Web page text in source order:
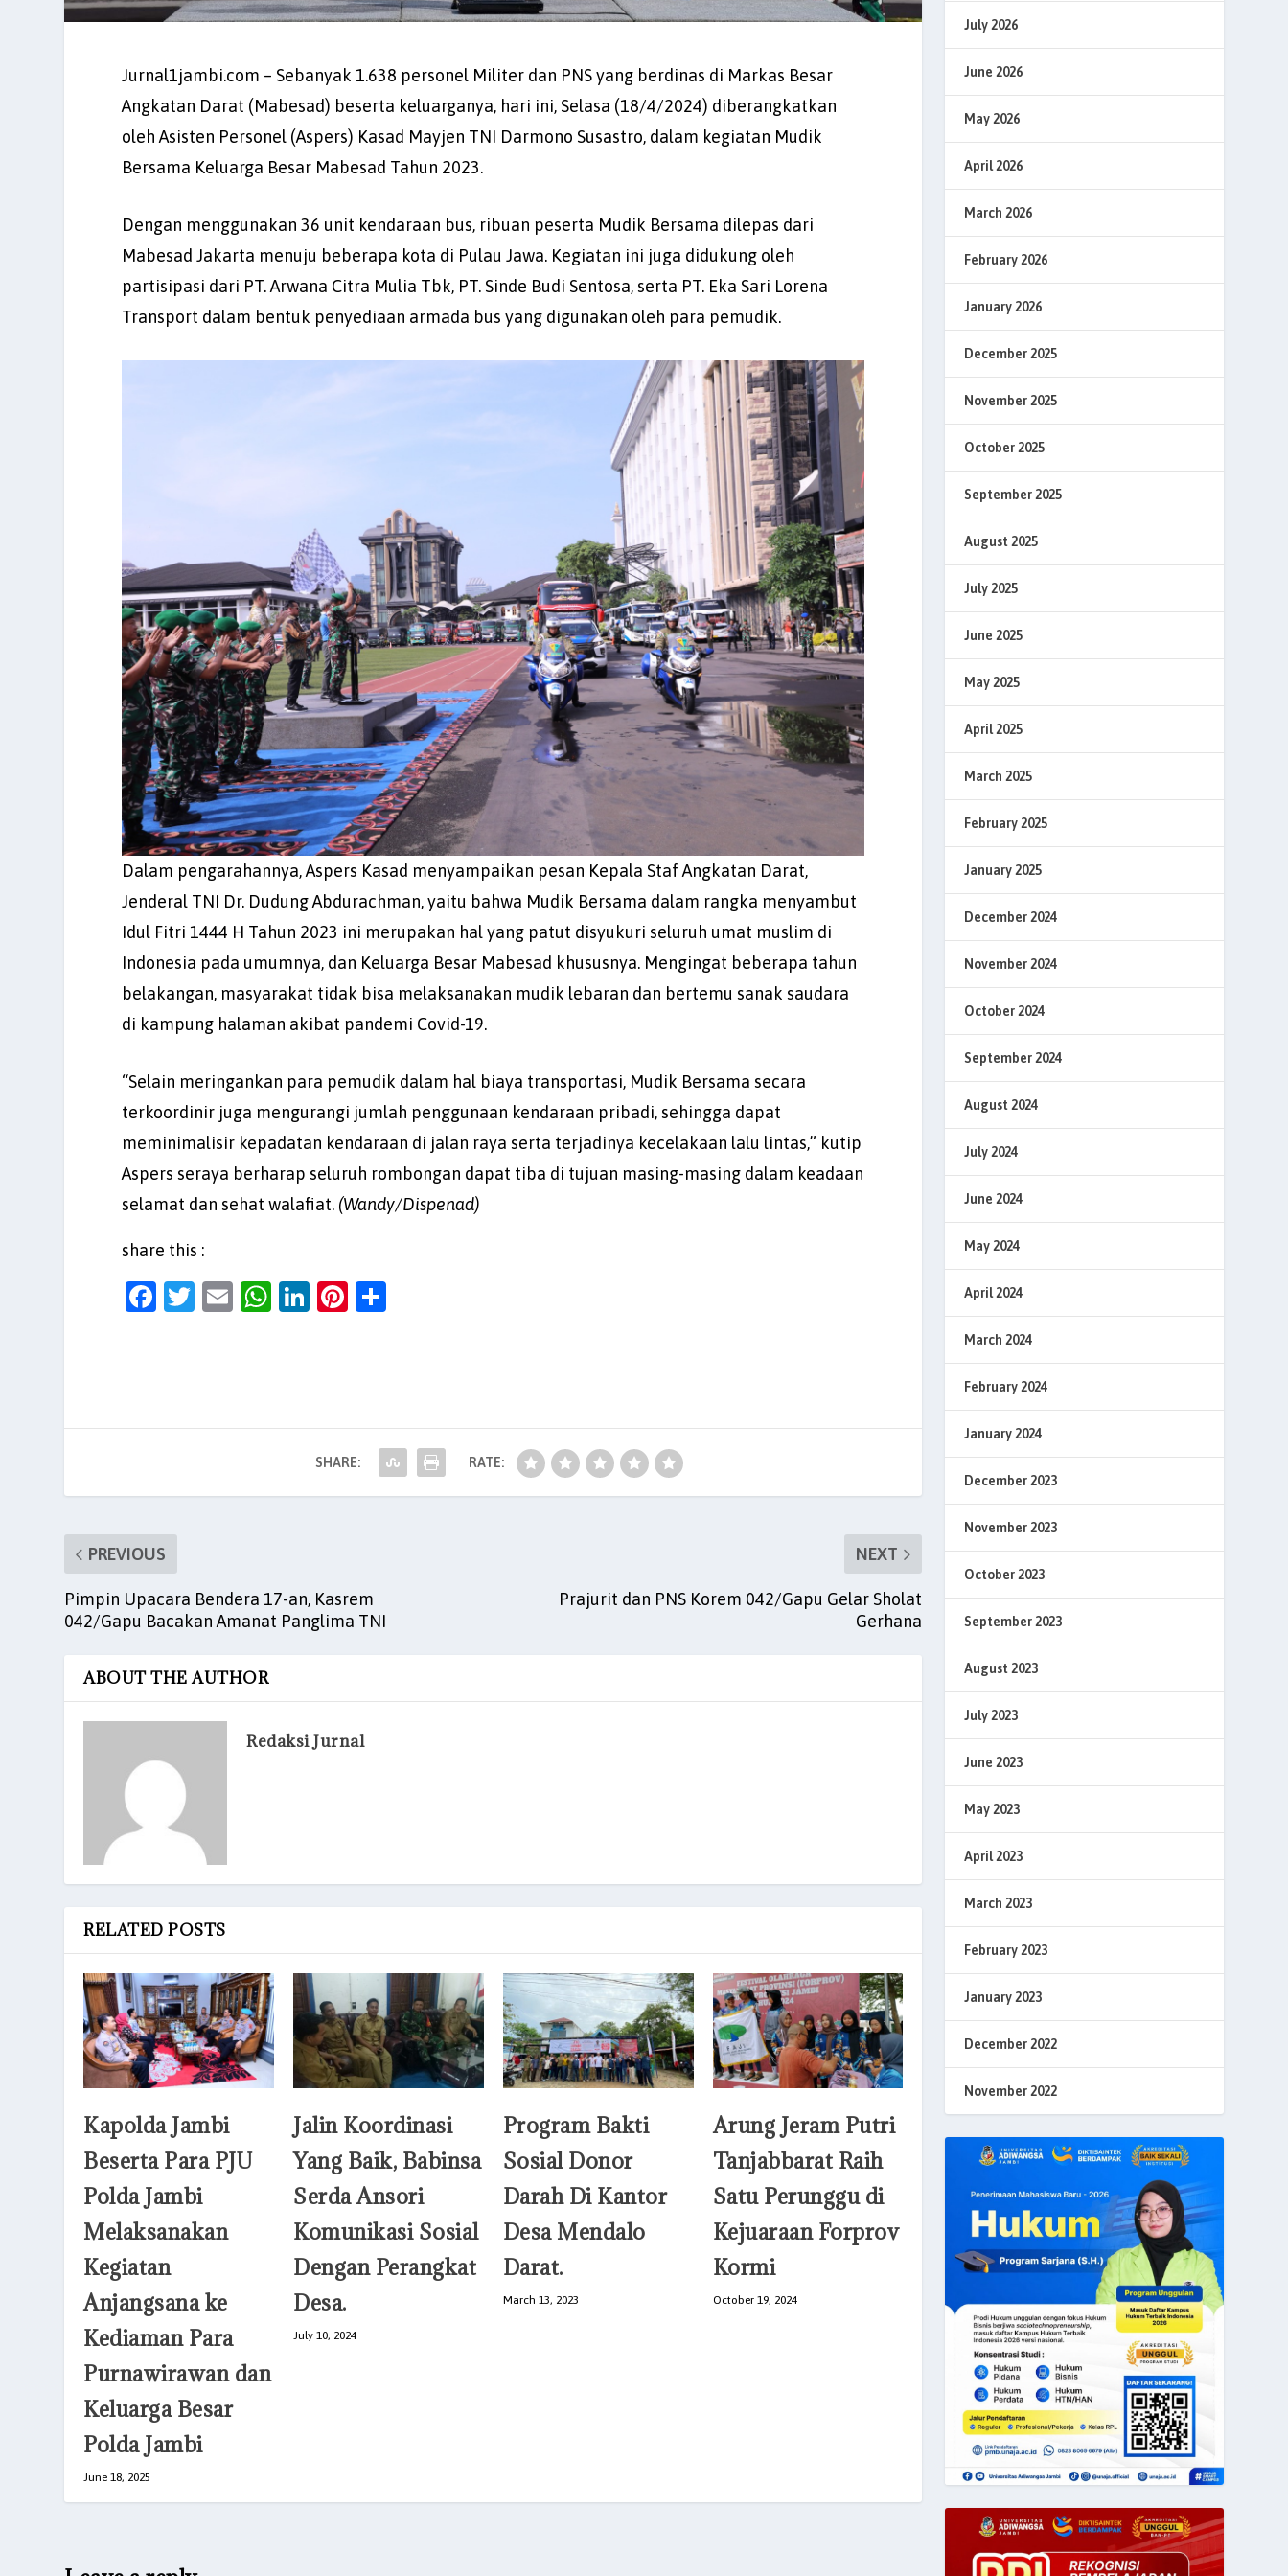
Jurnal1jambi.com – Sebanyak 1.638 personel Militer dan PNS yang berdinas di Markas Besar
Angkatan Darat (Mabesad) beserta keluarganya, hari ini, Selasa (18/4/2024) diberangkatkan
oleh Asisten Personel (Aspers) Kasad Mayjen TNI Darmono Susastro, dalam kegiatan Mudik
Bersama Keluarga Besar Mabesad Tahun 2023.
Dengan menggunakan 36 unit kendaraan bus, ribuan peserta Mudik Bersama dilepas dari
Mabesad Jakarta menuju beberapa kota di Pulau Jawa. Kegiatan ini juga didukung oleh
partisipasi dari PT. Arwana Citra Mulia Tbk, PT. Sinde Budi Sentosa, serta PT. Eka Sari Lorena
Transport dalam bentuk penyediaan armada bus yang digunakan oleh para pemudik.
Dalam pengarahannya, Aspers Kasad menyampaikan pesan Kepala Staf Angkatan Darat,
Jenderal TNI Dr. Dudung Abdurachman, yaitu bahwa Mudik Bersama dalam rangka menyambut
Idul Fitri 1444 H Tahun 2023 ini merupakan hal yang patut disyukuri seluruh umat muslim di
Indonesia pada umumnya, dan Keluarga Besar Mabesad khususnya. Mengingat beberapa tahun
belakangan, masyarakat tidak bisa melaksanakan mudik lebaran dan bertemu sanak saudara
di kampung halaman akibat pandemi Covid-19.
“Selain meringankan para pemudik dalam hal biaya transportasi, Mudik Bersama secara
terkoordinir juga mengurangi jumlah penggunaan kendaraan pribadi, sehingga dapat
meminimalisir kepadatan kendaraan di jalan raya serta terjadinya kecelakaan lalu lintas,” kutip
Aspers seraya berharap seluruh rombongan dapat tiba di tujuan masing-masing dalam keadaan
selamat dan sehat walafiat. (Wandy/Dispenad)
share this :
F
b
T
E
W
A
Li
dI
n
Pi
t
SHARE: RATE:
PREVIOUS
Pimpin Upacara Bendera 17-an, Kasrem
042/Gapu Bacakan Amanat Panglima TNI
NEXT
Prajurit dan PNS Korem 042/Gapu Gelar Sholat
Gerhana
ABOUT THE AUTHOR
Redaksi Jurnal
RELATED POSTS
Kapolda Jambi
Beserta Para PJU
Polda Jambi
Melaksanakan
Kegiatan
Anjangsana ke
Kediaman Para
Purnawirawan dan
Keluarga Besar
Polda Jambi
June 18, 2025
Jalin Koordinasi
Yang Baik, Babinsa
Serda Ansori
Komunikasi Sosial
Dengan Perangkat
Desa.
July 10, 2024
Program Bakti
Sosial Donor
Darah Di Kantor
Desa Mendalo
Darat.
March 13, 2023
Arung Jeram Putri
Tanjabbarat Raih
Satu Perunggu di
Kejuaraan Forprov
Kormi
October 19, 2024
July 2026
June 2026
May 2026
April 2026
March 2026
February 2026
January 2026
December 2025
November 2025
October 2025
September 2025
August 2025
July 2025
June 2025
May 2025
April 2025
March 2025
February 2025
January 2025
December 2024
November 2024
October 2024
September 2024
August 2024
July 2024
June 2024
May 2024
April 2024
March 2024
February 2024
January 2024
December 2023
November 2023
October 2023
September 2023
August 2023
July 2023
June 2023
May 2023
April 2023
March 2023
February 2023
January 2023
December 2022
November 2022